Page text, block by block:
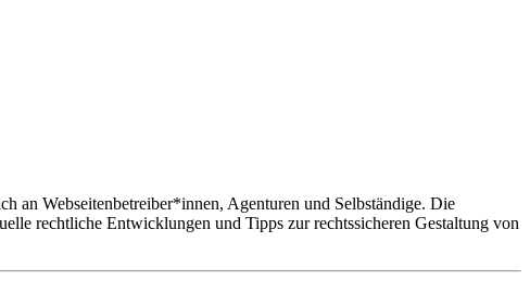
an Webseitenbetreiber*innen, Agenturen und Selbständige. Die
rechtliche Entwicklungen und Tipps zur rechtssicheren Gestaltung von